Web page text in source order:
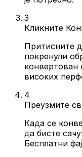
3
Кликните
Притисните
покренули
високих
4
Преузмите
Када се
да бисте
Бесплатни